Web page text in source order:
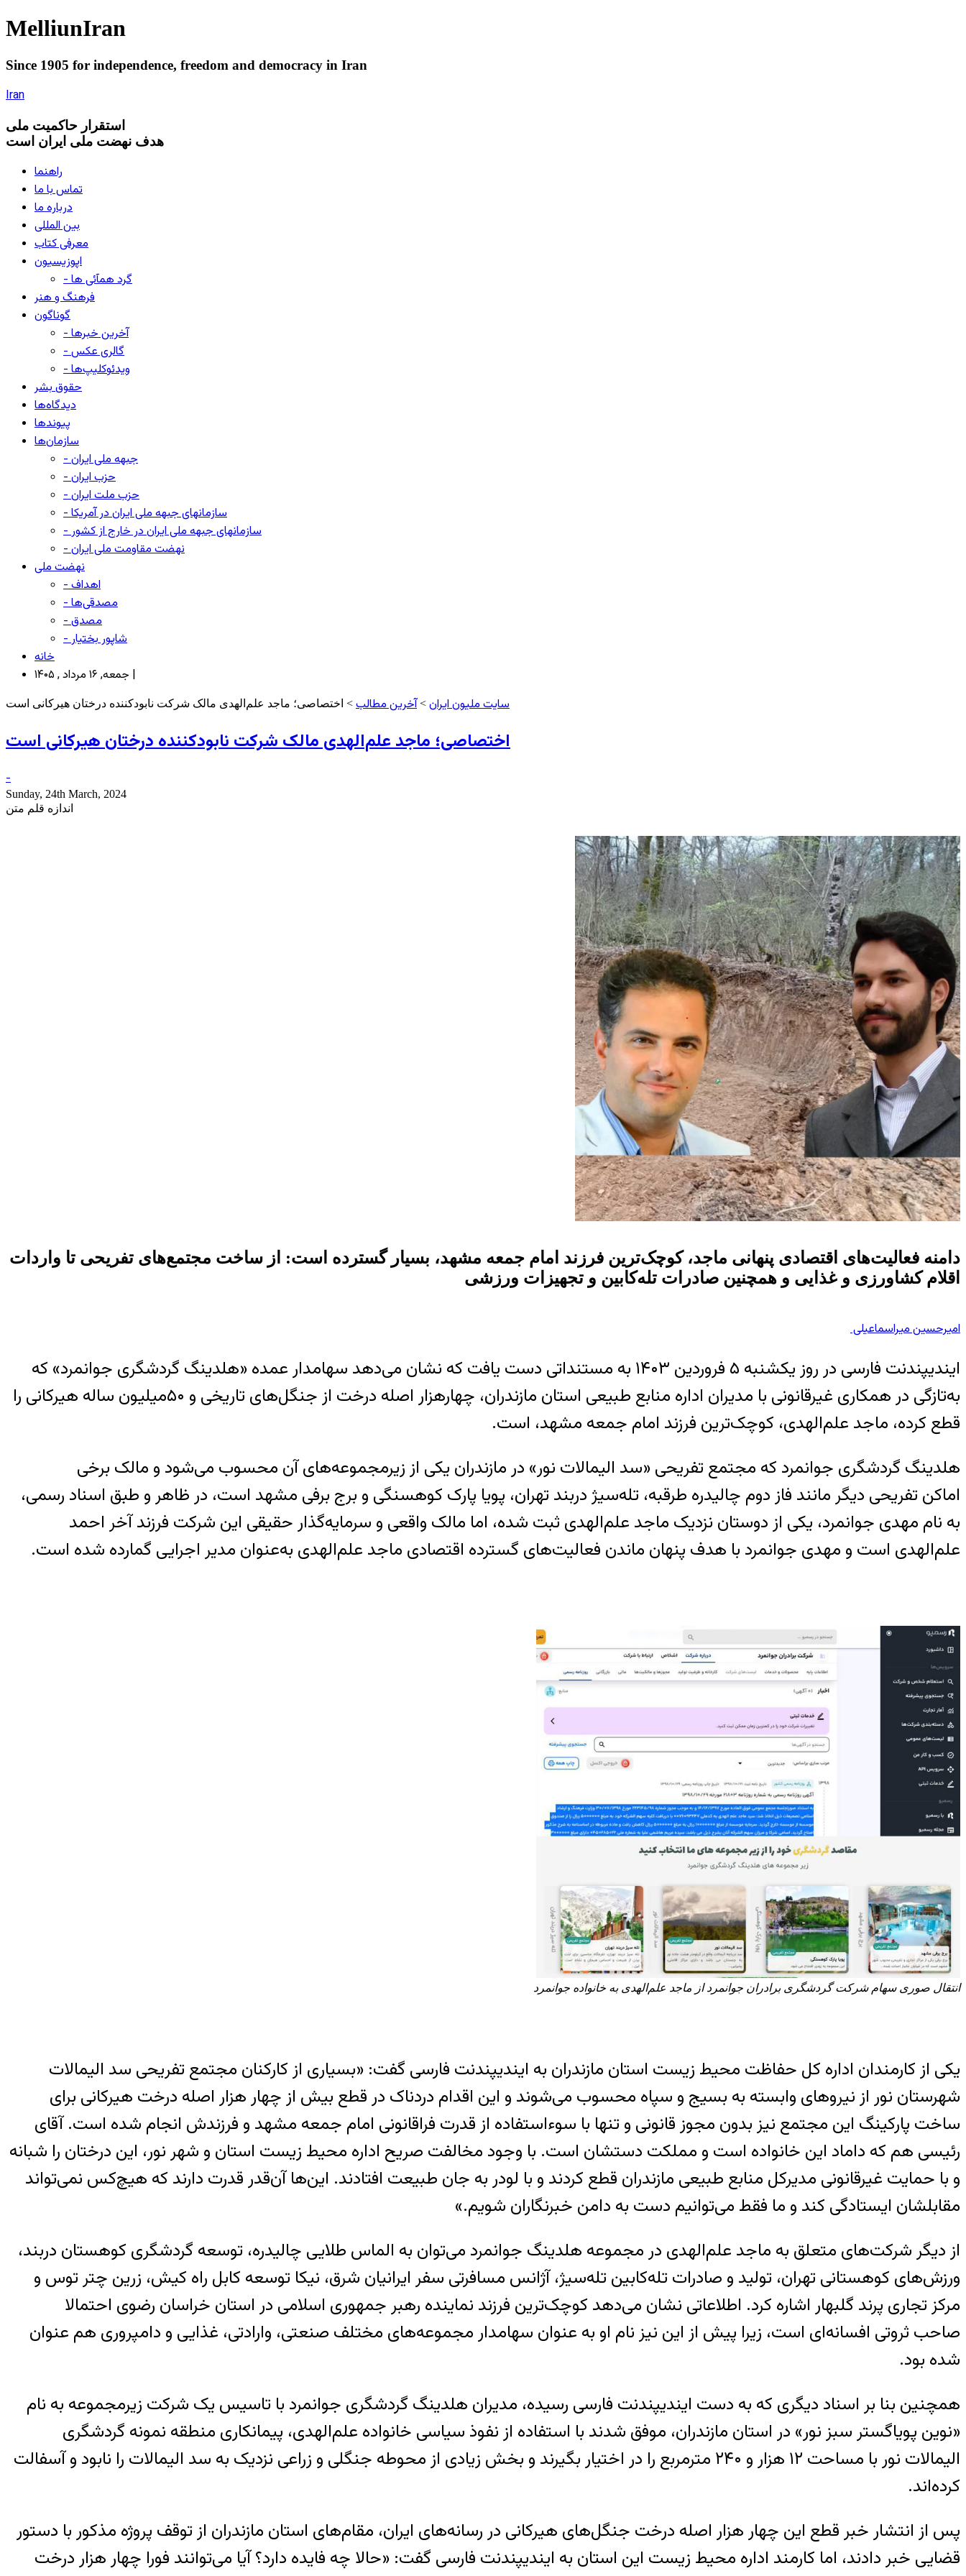
MelliunIran
Since 1905 for independence, freedom and democracy in Iran
Iran
استقرار حاکميت ملی
هدف نهضت ملی ایران است
راهنما
تماس با ما
درباره ما
بین المللی
معرفی کتاب
اپوزیسیون
- گرد همآئی ها
فرهنگ و هنر
گوناگون
- آخرین خبرها
- گالری عکس
- ویدئوکلیپ‌ها
حقوق بشر
دیدگاه‌ها
پیوندها
سازمان‌ها
- جبهه ملی ایران
- حزب ایران
- حزب ملت ایران
- سازمانهای جبهه ملی ایران در آمریکا
- سازمانهای جبهه ملی ایران در خارج از کشور
- نهضت مقاومت ملی ایران
نهضت ملی
- اهداف
- مصدقی‌ها
- مصدق
- شاپور بختیار
خانه
جمعه, ۱۶ مرداد , ۱۴۰۵ |
سایت ملیون ایران >آخرین مطالب > اختصاصی؛ ماجد علم‌الهدی مالک شرکت نابودکننده درختان هیرکانی است
اختصاصی؛ ماجد علم‌الهدی مالک شرکت نابودکننده درختان هیرکانی است
-
Sunday, 24th March, 2024
اندازه قلم متن
دامنه فعالیت‌های اقتصادی پنهانی ماجد، کوچک‌ترین فرزند امام جمعه مشهد، بسیار گسترده است: از ساخت مجتمع‌های تفریحی تا واردات
اقلام کشاورزی و غذایی و همچنین صادرات تله‌کابین و تجهیزات ورزشی
امیرحسین میراسماعیلی
ایندیپندنت فارسی در روز یکشنبه ۵ فروردین ۱۴۰۳ به مستنداتی دست یافت که نشان می‌دهد سهامدار عمده «هلدینگ گردشگری جوانمرد» که
به‌تازگی در همکاری غیرقانونی با مدیران اداره منابع طبیعی استان مازندران، چهارهزار اصله درخت از جنگل‌های تاریخی و ۵۰میلیون ساله هیرکانی را
قطع کرده‌، ماجد علم‌الهدی، کوچک‌ترین فرزند امام جمعه مشهد، است.
هلدینگ گردشگری جوانمرد که مجتمع تفریحی «سد الیمالات نور» در مازندران یکی از زیرمجموعه‌های آن محسوب می‌شود و مالک برخی
اماکن تفریحی دیگر مانند فاز دوم چالیدره طرقبه، تله‌سیژ دربند تهران، پویا پارک کوهسنگی و برج برفی مشهد است، در ظاهر و طبق اسناد رسمی،
به نام مهدی جوانمرد، یکی از دوستان نزدیک ماجد علم‌الهدی ثبت شده، اما مالک واقعی و سرمایه‌گذار حقیقی این شرکت فرزند آخر احمد
علم‌الهدی است و مهدی جوانمرد با هدف پنهان ماندن فعالیت‌های گسترده اقتصادی ماجد علم‌الهدی به‌عنوان مدیر اجرایی گمارده شده است.
انتقال صوری سهام شرکت گردشگری برادران جوانمرد از ماجد علم‌الهدی به خانواده جوانمرد
یکی از کارمندان اداره کل حفاظت محیط زیست استان مازندران به ایندیپندنت فارسی گفت: «بسیاری از کارکنان مجتمع تفریحی سد الیمالات
شهرستان نور از نیروهای وابسته به بسیج و سپاه محسوب می‌شوند و این اقدام دردناک در قطع بیش از چهار هزار اصله درخت هیرکانی برای
ساخت پارکینگ این مجتمع نیز بدون مجوز قانونی و تنها با سوءاستفاده از قدرت فراقانونی امام جمعه مشهد و فرزندش انجام شده است. آقای
رئیسی هم که داماد این خانواده است و مملکت دستشان است. با وجود مخالفت صریح اداره محیط زیست استان و شهر نور، این درختان را شبانه
و با حمایت غیرقانونی مدیرکل منابع طبیعی مازندران قطع کردند و با لودر به جان طبیعت افتادند. این‌ها آن‌قدر قدرت دارند که هیچ‌کس نمی‌تواند
مقابلشان ایستادگی کند و ما فقط می‌توانیم دست به دامن خبرنگاران شویم.»
از دیگر شرکت‌های متعلق به ماجد علم‌الهدی در مجموعه هلدینگ جوانمرد می‌توان به الماس طلایی چالیدره، توسعه گردشگری کوهستان دربند،
ورزش‌های کوهستانی تهران، تولید و صادرات تله‌کابین تله‌سیژ، آژانس مسافرتی سفر ایرانیان شرق، نیکا توسعه کابل راه کیش، زرین چتر توس و
مرکز تجاری پرند گلبهار اشاره کرد. اطلاعاتی نشان می‌دهد کوچک‌ترین فرزند نماینده رهبر جمهوری اسلامی در استان خراسان رضوی احتمالا
صاحب ثروتی افسانه‌ای است، زیرا پیش از این نیز نام او به عنوان سهامدار مجموعه‌های مختلف صنعتی، وارادتی، غذایی و دامپروری هم عنوان
شده بود.
همچنین بنا بر اسناد دیگری که به دست ایندیپندنت فارسی رسیده، مدیران هلدینگ گردشگری جوانمرد با تاسیس یک شرکت زیرمجموعه به نام
«نوین پویاگستر سبز نور» در استان مازندران، موفق شدند با استفاده از نفوذ سیاسی خانواده علم‌الهدی، پیمانکاری منطقه نمونه گردشگری
الیمالات نور با مساحت ۱۲ هزار و ۲۴۰ مترمربع را در اختیار بگیرند و بخش زیادی از محوطه جنگلی و زراعی نزدیک به سد الیمالات را نابود و آسفالت
کرده‌اند.
پس از انتشار خبر قطع این چهار هزار اصله درخت جنگل‌های هیرکانی در رسانه‌های ایران، مقام‌های استان مازندران از توقف پروژه مذکور با دستور
قضایی خبر دادند، اما کارمند اداره محیط زیست این استان به ایندیپندنت فارسی گفت: «حالا چه فایده دارد؟ آیا می‌توانند فورا چهار هزار درخت